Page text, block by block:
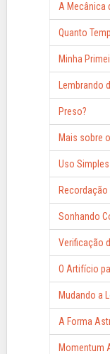
A Mecânica
Quanto
Minha
Lembrando
Preso?
Mais sobre
Uso
Sonhando
Verificação
O Artifício
Mudando a
A Forma
Momentum